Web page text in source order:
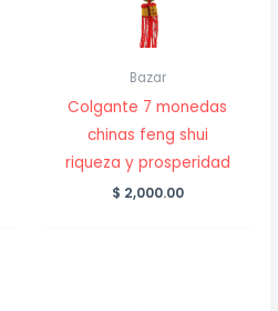
Bazar
Colgante 7 monedas
chinas feng shui
riqueza y prosperidad
$ 2,000.00